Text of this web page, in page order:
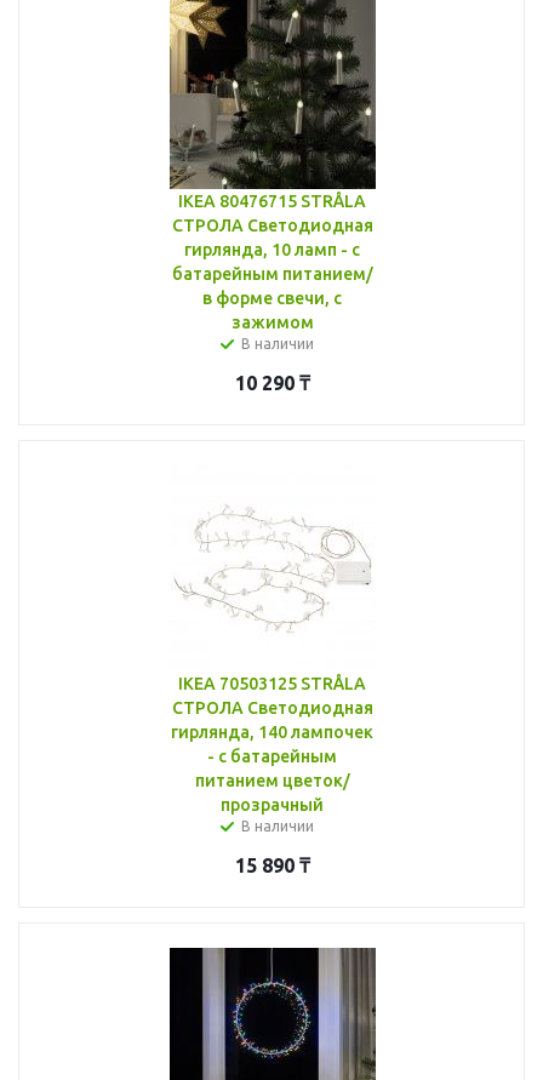
IKEA 80476715 STRÅLA
СТРОЛА Светодиодная
гирлянда, 10 ламп - с
батарейным питанием/
в форме свечи, с
зажимом
В наличии
10 290₸
IKEA 70503125 STRÅLA
СТРОЛА Светодиодная
гирлянда, 140 лампочек
- с батарейным
питанием цветок/
прозрачный
В наличии
15 890₸